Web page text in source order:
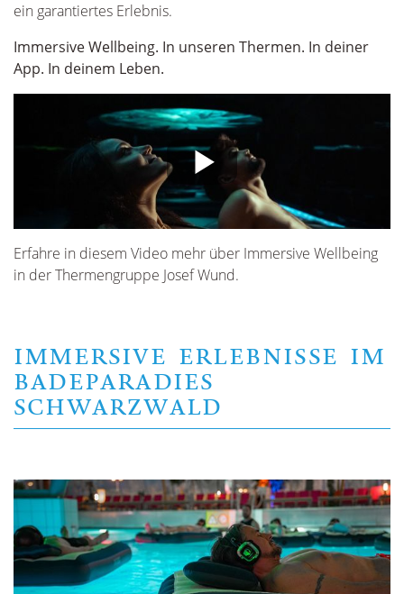
ein garantiertes Erlebnis.
Immersive Wellbeing. In unseren Thermen. In deiner
App. In deinem Leben.
Erfahre in diesem Video mehr über Immersive Wellbeing
in der Thermengruppe Josef Wund.
IMMERSIVE ERLEBNISSE IM
BADEPARADIES
SCHWARZWALD